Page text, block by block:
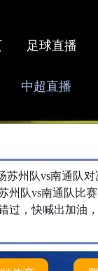
足球直播
中超直播
苏州队vs南通队
州队vs南通队比
过，快喊出加油